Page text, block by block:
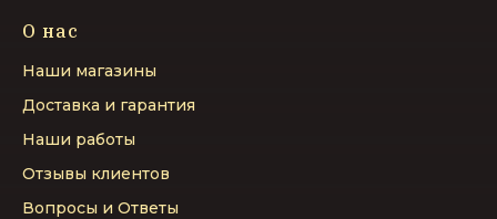
О нас
Наши магазины
Доставка и гарантия
Наши работы
Отзывы клиентов
Вопросы и Ответы